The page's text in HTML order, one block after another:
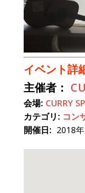
イベント詳
主催者：
会場: CURRY
カテゴリ: コン
開催日: 2018